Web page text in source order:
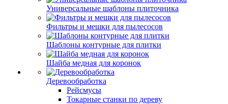
Универсальные шаблоны плиточника
Фильтры и мешки для пылесосов
Шаблоны контурные для плитки
Шайба медная для коронок
Деревообработка
Рейсмусы
Токарные станки по дереву